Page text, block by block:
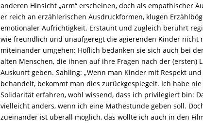
anderen Hinsicht „arm“ erscheinen, doch als empathischer
er reich an erzählerischen Ausdruckformen, klugen
emotionaler Aufrichtigkeit. Erstaunt und zugleich berührt
wie freundlich und unaufgeregt die agierenden Kinder nicht
miteinander umgehen: Höflich bedanken sie sich auch bei
alten Menschen, die ihnen auf ihre Fragen nach der (ersten)
Auskunft geben. Sahling: „Wenn man Kinder mit Respekt
behandelt, bekommt man dies zurückgespiegelt. Ich habe
Solidarität erfahren, wohl wissend, dass ich privilegiert bin:
vielleicht anders, wenn ich eine Mathestunde geben soll.
zueinander ist überall möglich, das wollte ich auch in den